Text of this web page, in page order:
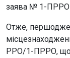
заява № 1-ПРРО
Отже,
РРО/1-ПРРО, що